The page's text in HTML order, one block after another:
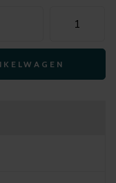
ELBA
170
cm
-